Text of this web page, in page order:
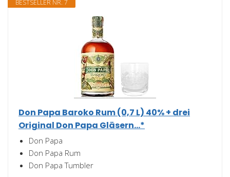
BESTSELLER NR. 7
Don Papa Baroko Rum (0,7 L) 40% + drei
Original Don Papa Gläsern...*
Don Papa
Don Papa Rum
Don Papa Tumbler